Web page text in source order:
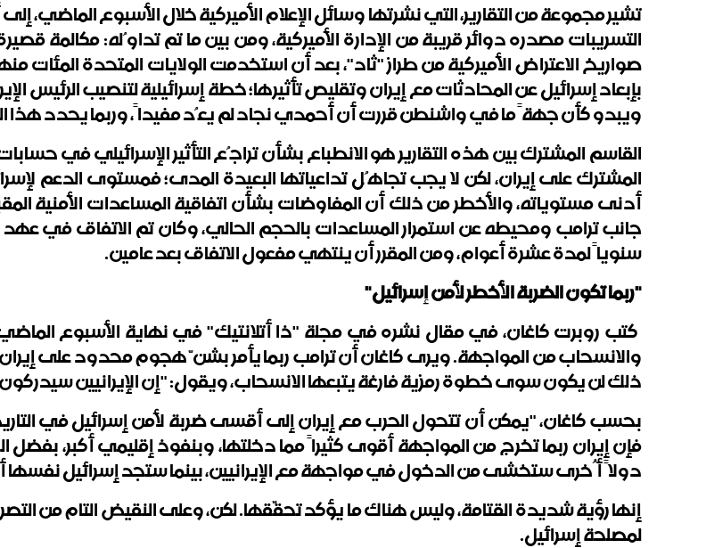
تشير مجموعة من التقارير، التي نشرتها وسائل الإعلام الأميركية خلال الأسبوع
التسريبات مصدره دوائر قريبة من الإدارة الأميركية، ومن بين ما تم تداوُله:
صواريخ الاعتراض الأميركية من طراز "ثاد"، بعد أن استخدمت الولايات المتحدة المئات
بإبعاد إسرائيل عن المحادثات مع إيران وتقليص تأثيرها؛ خطة إسرائيلية لتنصيب الرئيس
ويبدو كأن جهةً ما في واشنطن قررت أن أحمدي نجاد لم يعُد مفيداً، وربما يحدد هذا
القاسم المشترك بين هذه التقارير هو الانطباع بشأن تراجُع التأثير الإسرائيلي في
المشترك على إيران، لكن لا يجب تجاهُل تداعياتها البعيدة المدى؛ فمستوى الدعم
أدنى مستوياته، والأخطر من ذلك أن المفاوضات بشأن اتفاقية المساعدات الأمنية
سنوياً لمدة عشرة أعوام، ومن المقرر أن ينتهي مفعول الاتفاق بعد عامين.
"ربما تكون الضربة الأخطر لأمن إسرائيل"
كتب روبرت كاغان، في مقال نشره في مجلة "ذا أتلانتيك" في نهاية الأسبوع
والانسحاب من المواجهة. ويرى كاغان أن ترامب ربما يأمر بشنّ هجوم محدود على
ذلك لن يكون سوى خطوة رمزية فارغة يتبعها الانسحاب، ويقول: "إن الإيرانيين سيدركون
بحسب كاغان، "يمكن أن تتحول الحرب مع إيران إلى أقسى ضربة لأمن إسرائيل في
فإن إيران ربما تخرج من المواجهة أقوى كثيراً مما دخلتها، وبنفوذ إقليمي أكبر،
دولاً أُخرى ستخشى من الدخول في مواجهة مع الإيرانيين، بينما ستجد إسرائيل
إنها رؤية شديدة القتامة، وليس هناك ما يؤكد تحقّقها. لكن، وعلى النقيض التام من
لمصلحة إسرائيل.